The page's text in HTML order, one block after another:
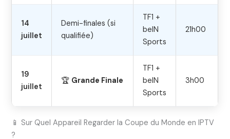
14
juillet
Demi-finales (si
qualifiée)
TF1 +
beIN
Sports
21h00
19
juillet
🏆 Grande Finale
TF1 +
beIN
Sports
3h00
📱 Sur Quel Appareil Regarder la Coupe du Monde en IPTV
?